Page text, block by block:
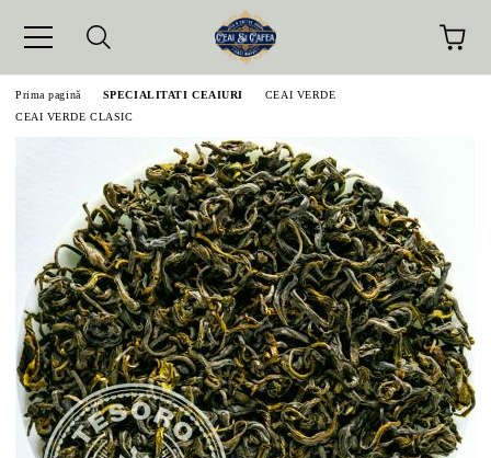
Prima pagină SPECIALITATI CEAIURI
CEAI VERDE
CEAI VERDE CLASIC